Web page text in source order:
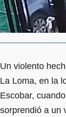
Un violento
La Loma, en la
Escobar,
sorprendió a un